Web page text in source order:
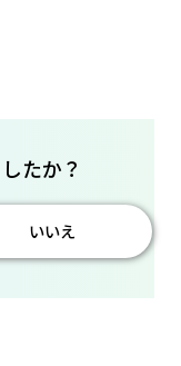
たか？
いいえ